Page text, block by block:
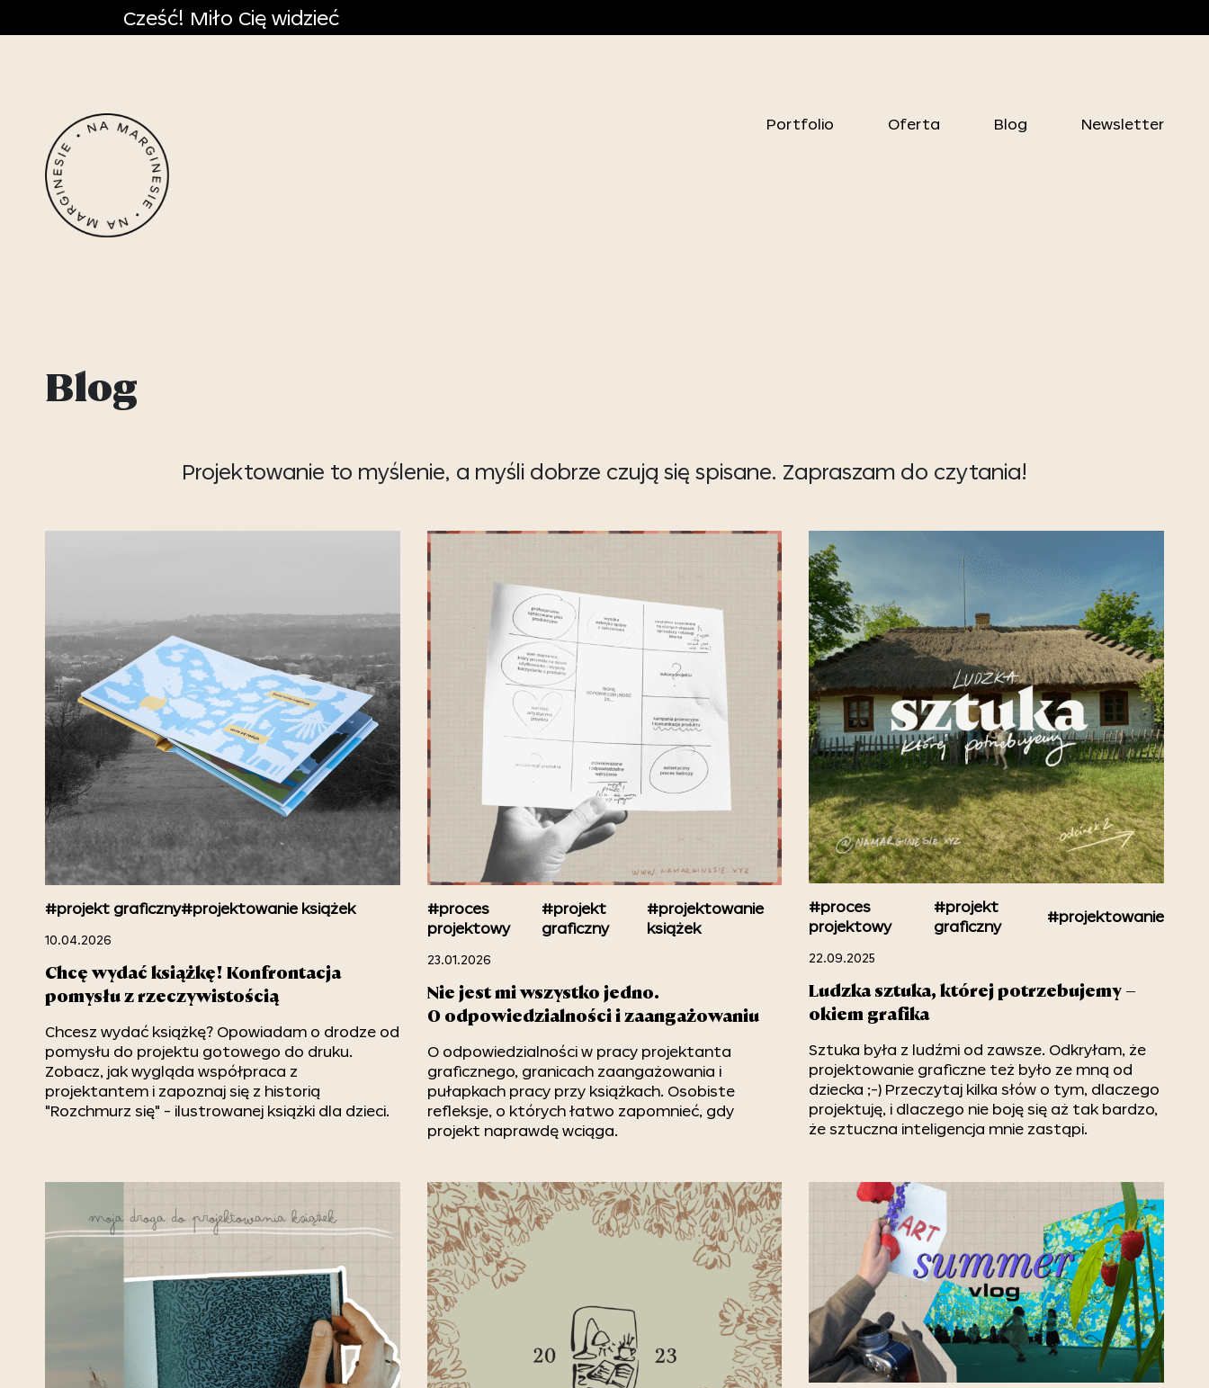
Cześć! Miło Cię widzieć
Portfolio Oferta Blog Newsletter
Blog
Projektowanie to myślenie, a myśli dobrze czują się spisane. Zapraszam do czytania!
#projekt graficzny#projektowanie książek
10.04.2026
Chcę wydać książkę! Konfrontacja
pomysłu z rzeczywistością
Chcesz wydać książkę? Opowiadam o drodze od
pomysłu do projektu gotowego do druku.
Zobacz, jak wygląda współpraca z
projektantem i zapoznaj się z historią
"Rozchmurz się" - ilustrowanej książki dla dzieci.
#proces
projektowy
#projekt
graficzny
#projektowanie
książek
23.01.2026
Nie jest mi wszystko jedno.
O odpowiedzialności i zaangażowaniu
O odpowiedzialności w pracy projektanta
graficznego, granicach zaangażowania i
pułapkach pracy przy książkach. Osobiste
refleksje, o których łatwo zapomnieć, gdy
projekt naprawdę wciąga.
#proces
projektowy
#projekt
graficzny
#projektowanie
22.09.2025
Ludzka sztuka, której potrzebujemy –
okiem grafika
Sztuka była z ludźmi od zawsze. Odkryłam, że
projektowanie graficzne też było ze mną od
dziecka ;-) Przeczytaj kilka słów o tym, dlaczego
projektuję, i dlaczego nie boję się aż tak bardzo,
że sztuczna inteligencja mnie zastąpi.